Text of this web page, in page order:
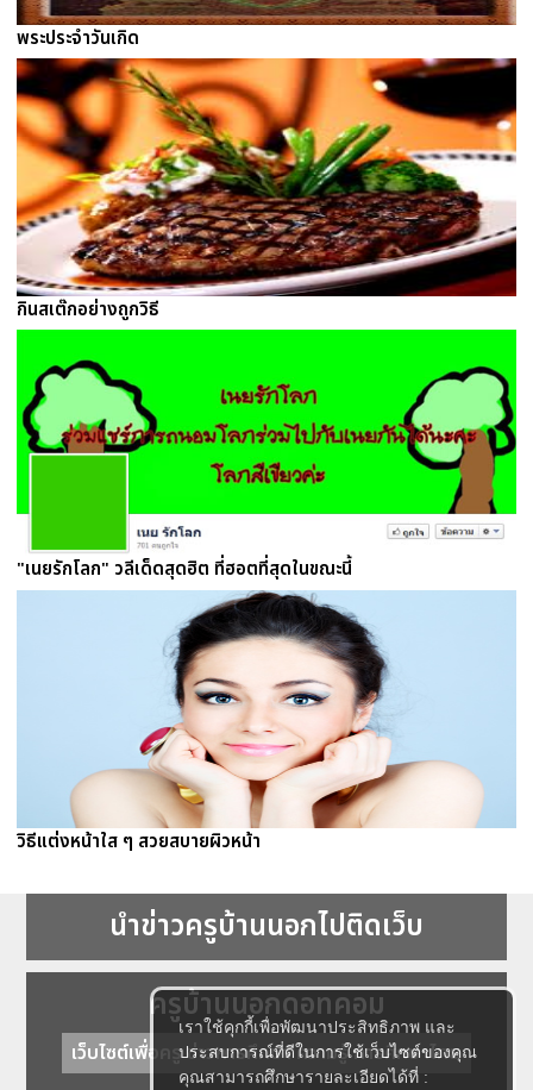
เราใช้คุกกี้เพื่อพัฒนาประสิทธิภาพ และ
ประสบการณ์ที่ดีในการใช้เว็บไซต์ของคุณ
คุณสามารถศึกษารายละเอียดได้ที่ :
พระประจำวันเกิด
กินสเต๊กอย่างถูกวิธี
"เนยรักโลก" วลีเด็ดสุดฮิต ที่ฮอตที่สุดในขณะนี้
วิธีแต่งหน้าใส ๆ สวยสบายผิวหน้า
นำข่าวครูบ้านนอกไปติดเว็บ
ครูบ้านนอกดอทคอม
เว็บไซต์เพื่อครู ข่าวการศึกษา ความรู้ การศึกษาไทย